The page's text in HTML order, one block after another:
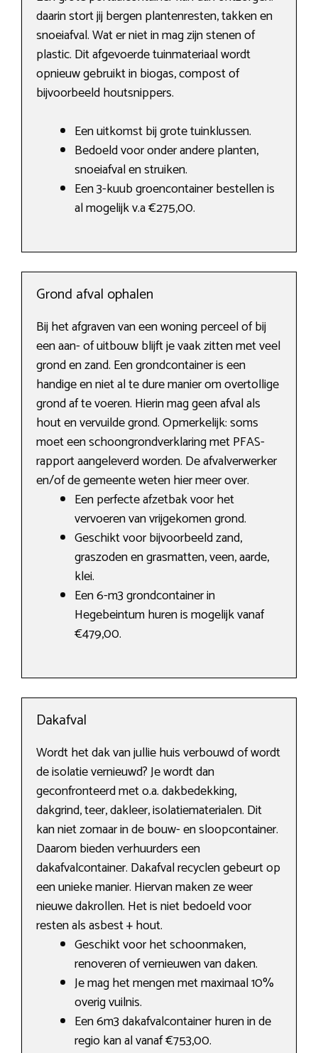
daarin stort jij bergen plantenresten, takken en
snoeiafval. Wat er niet in mag zijn stenen of
plastic. Dit afgevoerde tuinmateriaal wordt
opnieuw gebruikt in biogas, compost of
bijvoorbeeld houtsnippers.
Een uitkomst bij grote tuinklussen.
Bedoeld voor onder andere planten,
snoeiafval en struiken.
Een 3-kuub groencontainer bestellen is
al mogelijk v.a €275,00.
Grond afval ophalen
Bij het afgraven van een woning perceel of bij
een aan- of uitbouw blijft je vaak zitten met veel
grond en zand. Een grondcontainer is een
handige en niet al te dure manier om overtollige
grond af te voeren. Hierin mag geen afval als
hout en vervuilde grond. Opmerkelijk: soms
moet een schoongrondverklaring met PFAS-
rapport aangeleverd worden. De afvalverwerker
en/of de gemeente weten hier meer over.
Een perfecte afzetbak voor het
vervoeren van vrijgekomen grond.
Geschikt voor bijvoorbeeld zand,
graszoden en grasmatten, veen, aarde,
klei.
Een 6-m3 grondcontainer in
Hegebeintum huren is mogelijk vanaf
€479,00.
Dakafval
Wordt het dak van jullie huis verbouwd of wordt
de isolatie vernieuwd? Je wordt dan
geconfronteerd met o.a. dakbedekking,
dakgrind, teer, dakleer, isolatiematerialen. Dit
kan niet zomaar in de bouw- en sloopcontainer.
Daarom bieden verhuurders een
dakafvalcontainer. Dakafval recyclen gebeurt op
een unieke manier. Hiervan maken ze weer
nieuwe dakrollen. Het is niet bedoeld voor
resten als asbest + hout.
Geschikt voor het schoonmaken,
renoveren of vernieuwen van daken.
Je mag het mengen met maximaal 10%
overig vuilnis.
Een 6m3 dakafvalcontainer huren in de
regio kan al vanaf €753,00.